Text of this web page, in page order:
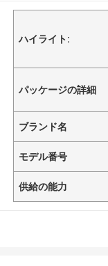
ハイライト:
パッケージの詳細
ブランド名
モデル番号
供給の能力